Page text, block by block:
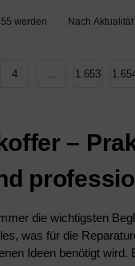
werden
4 … 1.653
–
die wichtigsten
was für die
Ideen benötigt wird.